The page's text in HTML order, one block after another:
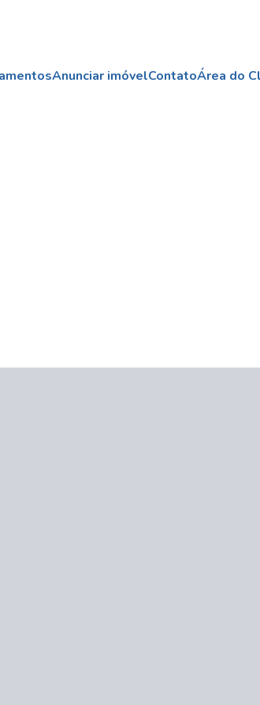
Anunciar imóvelContatoÁrea do